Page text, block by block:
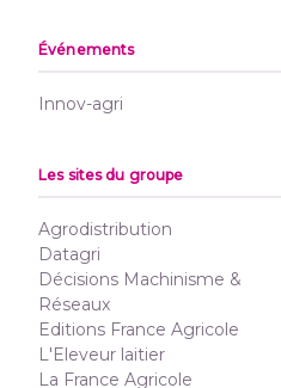
Événements
Innov-agri
Les sites du groupe
Agrodistribution
Datagri
Décisions Machinisme &
Réseaux
Editions France Agricole
L'Eleveur laitier
La France Agricole